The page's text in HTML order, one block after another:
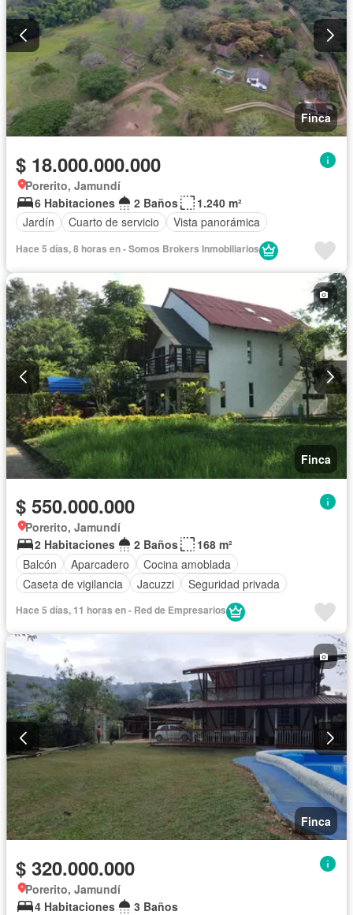
Finca
$ 18.000.000.000
Porerito, Jamundí
6 Habitaciones
2 Baños
1.240 m²
Jardín
Cuarto de servicio Vista panorámica
Hace 5 días, 8 horas en - Somos Brokers Inmobiliarios
Finca
$ 550.000.000
Porerito, Jamundí
2 Habitaciones
2 Baños
168 m²
Balcón
Aparcadero
Cocina amoblada
Caseta de vigilancia
Jacuzzi Seguridad privada
Hace 5 días, 11 horas en - Red de Empresarios
Finca
$ 320.000.000
Porerito, Jamundí
4 Habitaciones
3 Baños